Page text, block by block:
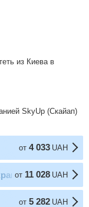
из Киева в
SkyUp (Скайап)
от 4 033 UAH
от 11 028 UAH
от 5 282 UAH